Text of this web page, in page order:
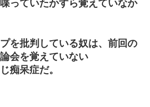
っていたかすら覚えていなか
を批判している奴は、前回の
会を覚えていない
痴呆症だ。